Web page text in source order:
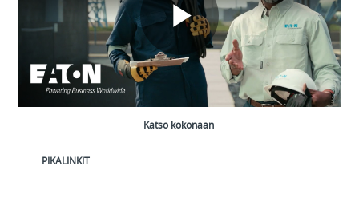
Play
Video
Katso kokonaan
PIKALINKIT